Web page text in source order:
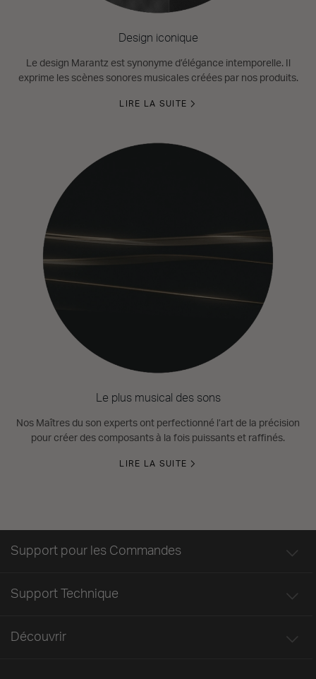
Design iconique
Le design Marantz est synonyme d’élégance intemporelle. Il
exprime les scènes sonores musicales créées par nos produits.
LIRE LA SUITE
Le plus musical des sons
Nos Maîtres du son experts ont perfectionné l’art de la précision
pour créer des composants à la fois puissants et raffinés.
LIRE LA SUITE
Support pour les Commandes
Support Technique
Découvrir